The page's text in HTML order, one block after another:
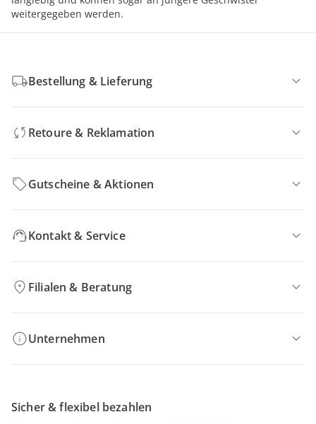
weitergegeben werden.
Bestellung & Lieferung
Retoure & Reklamation
Gutscheine & Aktionen
Kontakt & Service
Filialen & Beratung
Unternehmen
Sicher & flexibel bezahlen